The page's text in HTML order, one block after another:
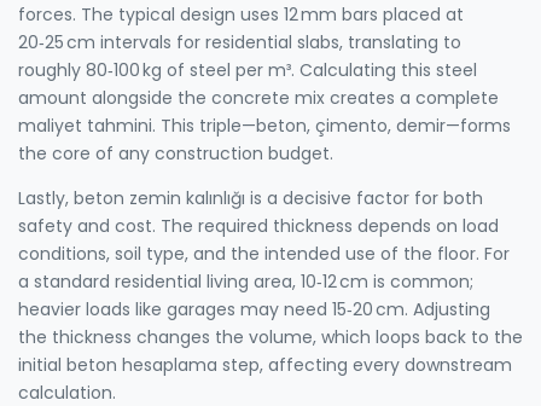
forces. The typical design uses 12 mm bars placed at
20‑25 cm intervals for residential slabs, translating to
roughly 80‑100 kg of steel per m³. Calculating this steel
amount alongside the concrete mix creates a complete
maliyet tahmini. This triple—beton, çimento, demir—forms
the core of any construction budget.
Lastly, beton zemin kalınlığı is a decisive factor for both
safety and cost. The required thickness depends on load
conditions, soil type, and the intended use of the floor. For
a standard residential living area, 10‑12 cm is common;
heavier loads like garages may need 15‑20 cm. Adjusting
the thickness changes the volume, which loops back to the
initial beton hesaplama step, affecting every downstream
calculation.